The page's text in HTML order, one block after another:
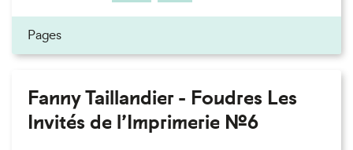
Pages
Fanny Taillandier - Foudres Les
Invités de l’Imprimerie n°6